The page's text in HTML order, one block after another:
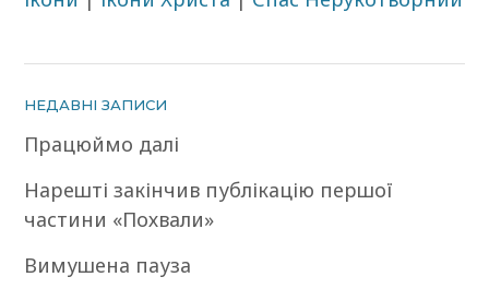
НЕДАВНІ ЗАПИСИ
Працюймо далі
Нарешті закінчив публікацію першої
частини «Похвали»
Вимушена пауза